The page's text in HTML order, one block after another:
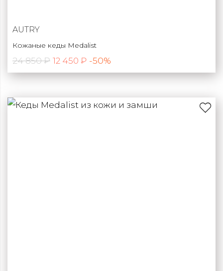
AUTRY
Кожаные кеды Medalist
24 850 ₽ 12 450 ₽ -50%